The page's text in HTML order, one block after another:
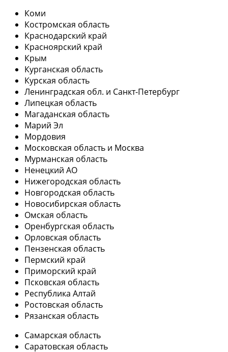
Коми
Костромская область
Краснодарский край
Красноярский край
Крым
Курганская область
Курская область
Ленинградская обл. и Санкт-Петербург
Липецкая область
Магаданская область
Марий Эл
Мордовия
Московская область и Москва
Мурманская область
Ненецкий АО
Нижегородская область
Новгородская область
Новосибирская область
Омская область
Оренбургская область
Орловская область
Пензенская область
Пермский край
Приморский край
Псковская область
Республика Алтай
Ростовская область
Рязанская область
Самарская область
Саратовская область